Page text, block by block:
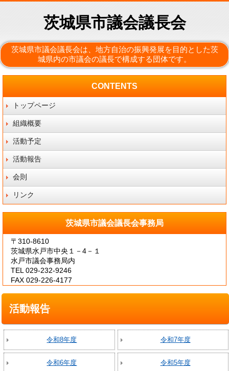
茨城県市議会議長会
茨城県市議会議長会は、地方自治の振興発展を目的とした茨
城県内の市議会の議長で構成する団体です。
CONTENTS
トップページ
組織概要
活動予定
活動報告
会則
リンク
茨城県市議会議長会事務局
〒310-8610
茨城県水戸市中央１－4－１
水戸市議会事務局内
TEL 029-232-9246
FAX 029-226-4177
活動報告
令和8年度 令和7年度
令和6年度 令和5年度